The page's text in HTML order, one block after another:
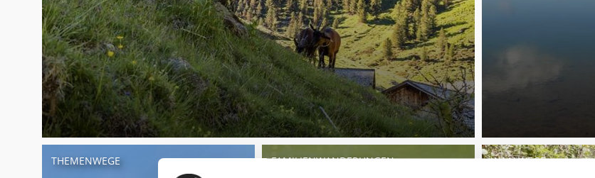
THEMENWEGE FAMILIENWANDERUNGEN WAALWEGE